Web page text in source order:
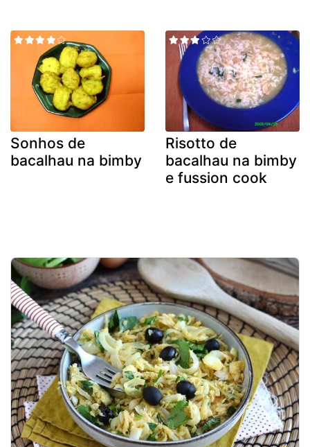
Sonhos de
bacalhau na bimby
Risotto de
bacalhau na bimby
e fussion cook